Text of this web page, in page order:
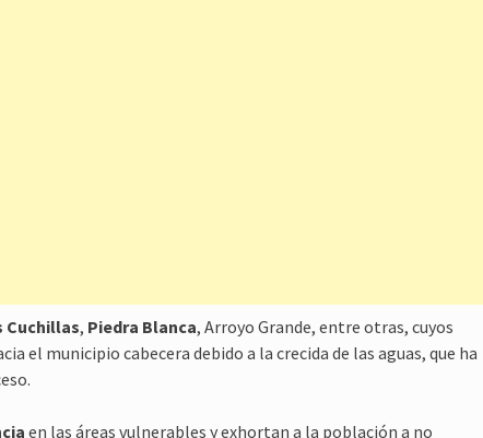
Cuchillas, Piedra Blanca, Arroyo Grande, entre otras, cuyos
el municipio cabecera debido a la crecida de las aguas, que ha
en las áreas vulnerables y exhortan a la población a no